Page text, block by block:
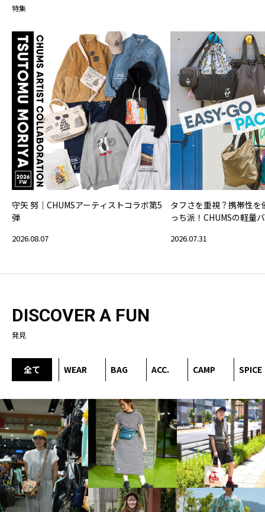
特集
守矢 努｜CHUMSアーティストコラボ第5
弾
2026.08.07
タフさを重視？携帯性
っち派！CHUMSの軽量
2026.07.31
DISCOVER A FUN
発見
全て WEAR BAG ACC. CAMP SPICE